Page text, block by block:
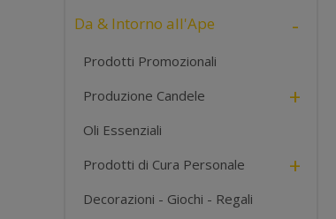
Da & Intorno all'Ape -
Prodotti Promozionali
Produzione Candele
+
Oli Essenziali
Prodotti di Cura Personale
+
Decorazioni - Giochi - Regali